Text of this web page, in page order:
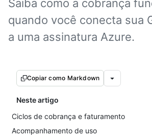
Saiba como a cobrança
quando você conecta sua
a uma assinatura Azure.
Copiar como Markdown
Neste artigo
Ciclos de cobrança e faturamento
Acompanhamento de uso